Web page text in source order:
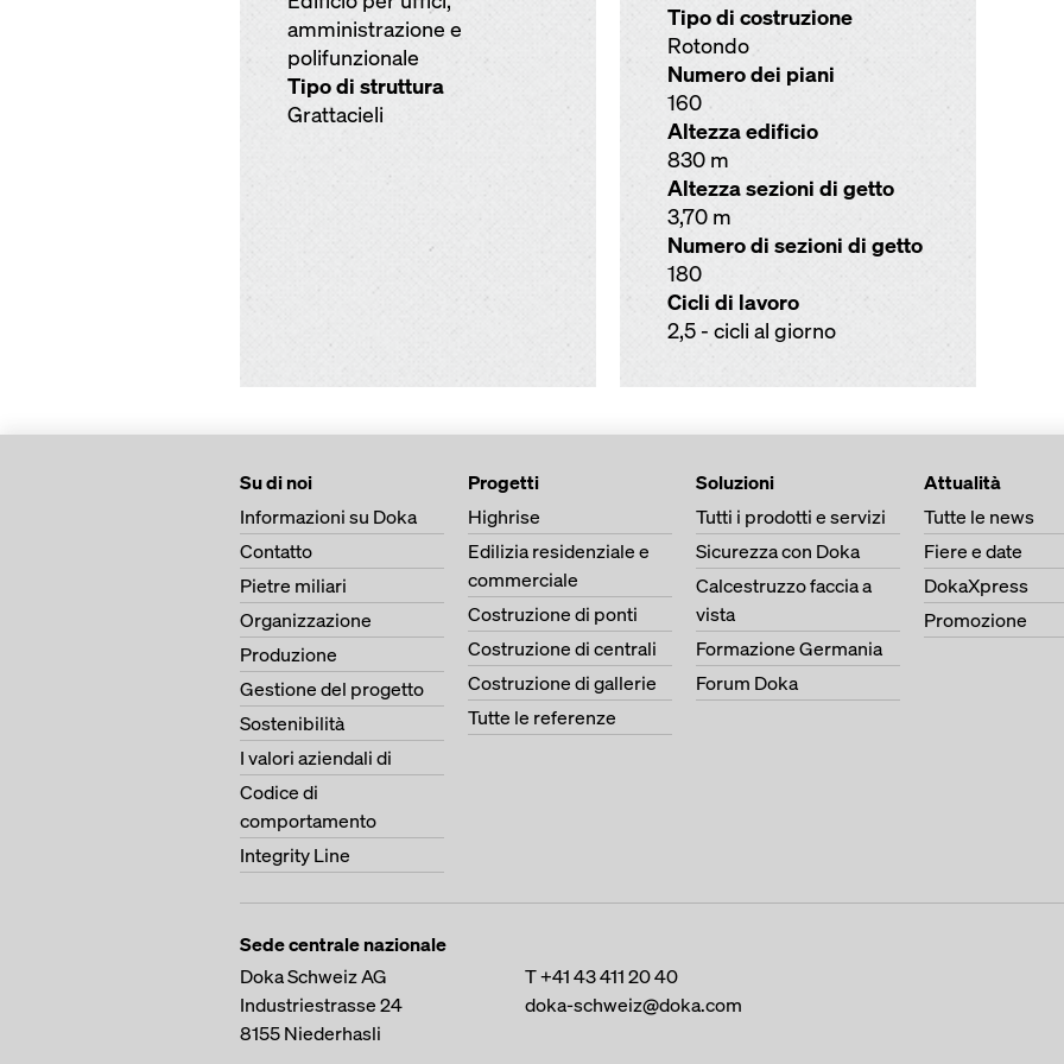
amministrazione e
polifunzionale
Tipo di struttura
Grattacieli
Tipo di costruzione
Rotondo
Numero dei piani
160
Altezza edificio
830 m
Altezza sezioni di getto
3,70 m
Numero di sezioni di getto
180
Cicli di lavoro
2,5 - cicli al giorno
Su di noi
Informazioni su Doka
Contatto
Pietre miliari
Organizzazione
Produzione
Gestione del progetto
Sostenibilità
I valori aziendali di
Codice di
comportamento
Integrity Line
Progetti
Highrise
Edilizia residenziale e
commerciale
Costruzione di ponti
Costruzione di centrali
Costruzione di gallerie
Tutte le referenze
Soluzioni
Tutti i prodotti e servizi
Sicurezza con Doka
Calcestruzzo faccia a
vista
Formazione Germania
Forum Doka
Attualità
Tutte le news
Fiere e date
DokaXpress
Promozione
Sede centrale nazionale
Doka Schweiz AG
Industriestrasse 24
8155Niederhasli
T+41 43 411 20 40
doka-schweiz@doka.com